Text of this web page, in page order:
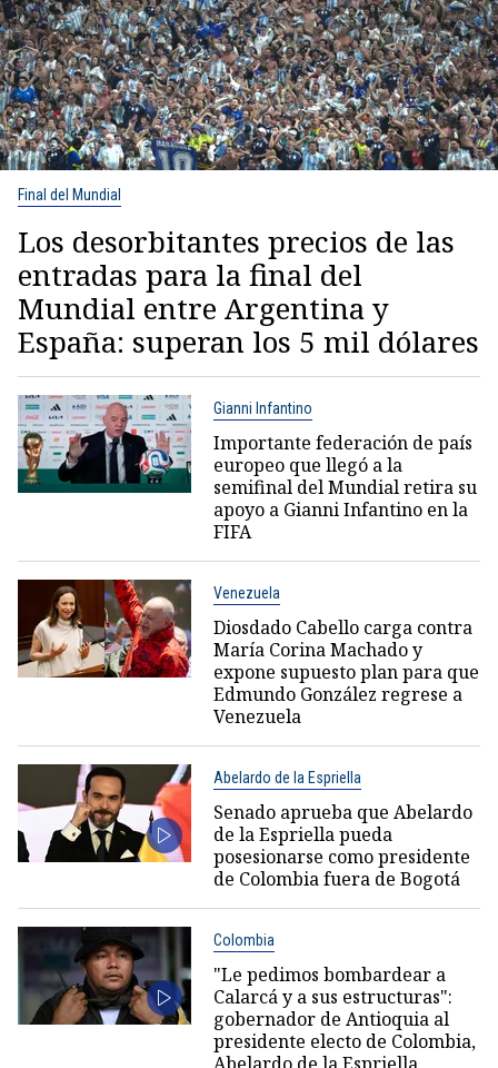
Final del Mundial
Los desorbitantes precios de las
entradas para la final del
Mundial entre Argentina y
España: superan los 5 mil dólares
Gianni Infantino
Importante federación de país
europeo que llegó a la
semifinal del Mundial retira su
apoyo a Gianni Infantino en la
FIFA
Venezuela
Diosdado Cabello carga contra
María Corina Machado y
expone supuesto plan para que
Edmundo González regrese a
Venezuela
Abelardo de la Espriella
Senado aprueba que Abelardo
de la Espriella pueda
posesionarse como presidente
de Colombia fuera de Bogotá
Colombia
"Le pedimos bombardear a
Calarcá y a sus estructuras":
gobernador de Antioquia al
presidente electo de Colombia,
Abelardo de la Espriella